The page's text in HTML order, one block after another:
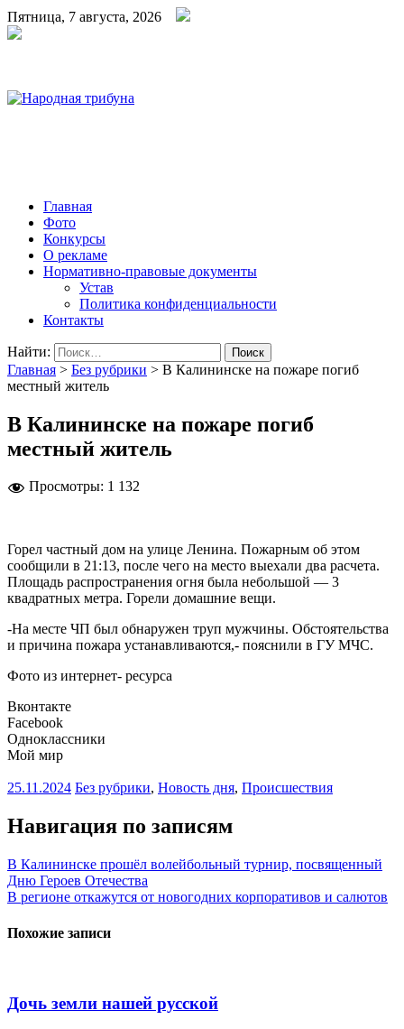
Пятница, 7 августа, 2026
Главная
Фото
Конкурсы
О рекламе
Нормативно-правовые документы
Устав
Политика конфиденциальности
Контакты
Найти:
Главная > Без рубрики > В Калининске на пожаре погиб
местный житель
В Калининске на пожаре погиб
местный житель
Просмотры: 1 132
Горел частный дом на улице Ленина. Пожарным об этом
сообщили в 21:13, после чего на место выехали два расчета.
Площадь распространения огня была небольшой — 3
квадратных метра. Горели домашние вещи.
-На месте ЧП был обнаружен труп мужчины. Обстоятельства
и причина пожара устанавливаются,- пояснили в ГУ МЧС.
Фото из интернет- ресурса
Вконтакте
Facebook
Одноклассники
Мой мир
25.11.2024 Без рубрики, Новость дня, Происшествия
Навигация по записям
В Калининске прошёл волейбольный турнир, посвященный
Дню Героев Отечества
В регионе откажутся от новогодних корпоративов и салютов
Похожие записи
Дочь земли нашей русской